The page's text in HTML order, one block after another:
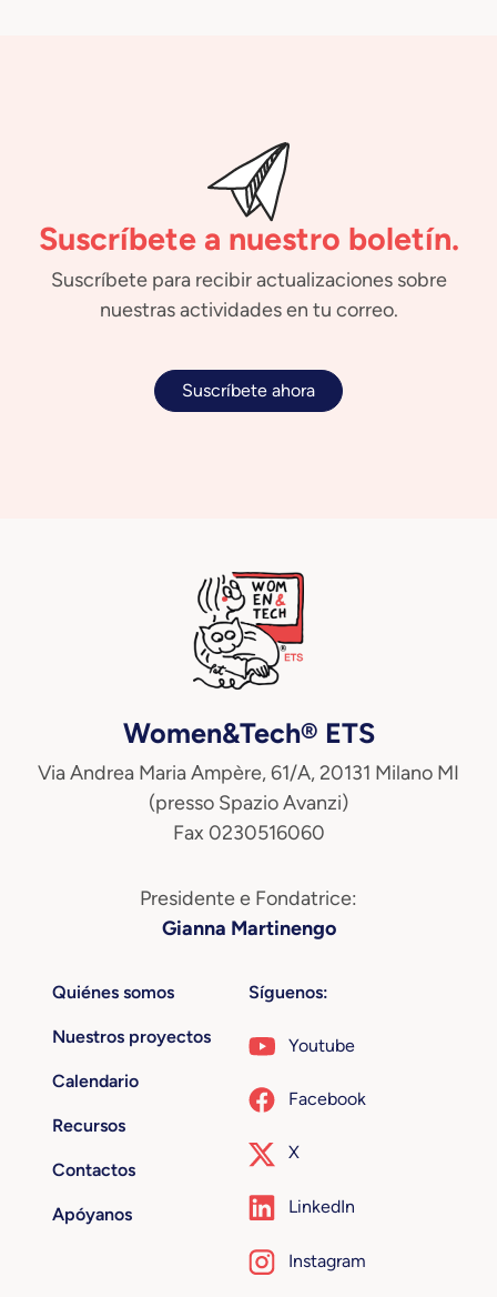
Suscríbete a nuestro boletín.
Suscríbete para recibir actualizaciones sobre
nuestras actividades en tu correo.
Suscríbete ahora
Women&Tech® ETS
Via Andrea Maria Ampère, 61/A, 20131 Milano MI
(presso Spazio Avanzi)
Fax 0230516060
Presidente e Fondatrice:
Gianna Martinengo
Quiénes somos
Nuestros proyectos
Calendario
Recursos
Contactos
Apóyanos
Síguenos:
Youtube
Facebook
X
LinkedIn
Instagram